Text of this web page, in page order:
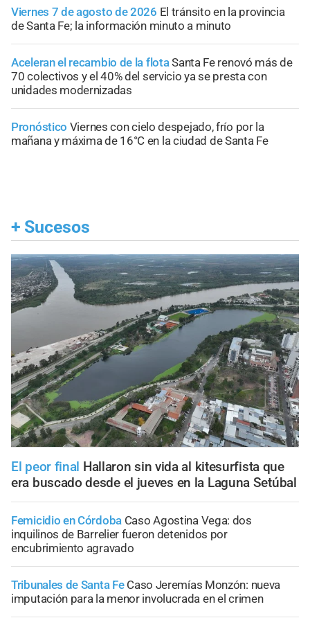
Viernes 7 de agosto de 2026 El tránsito en la provincia
de Santa Fe; la información minuto a minuto
Aceleran el recambio de la flotaSanta Fe renovó más de
70 colectivos y el 40% del servicio ya se presta con
unidades modernizadas
Pronóstico Viernes con cielo despejado, frío por la
mañana y máxima de 16°C en la ciudad de Santa Fe
+ Sucesos
El peor final Hallaron sin vida al kitesurfista que
era buscado desde el jueves en la Laguna Setúbal
Femicidio en Córdoba Caso Agostina Vega: dos
inquilinos de Barrelier fueron detenidos por
encubrimiento agravado
Tribunales de Santa Fe Caso Jeremías Monzón: nueva
imputación para la menor involucrada en el crimen